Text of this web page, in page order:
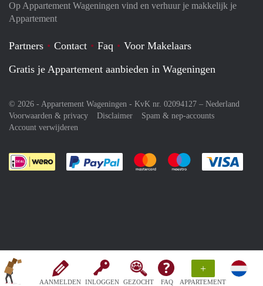
AANMELDEN INLOGGEN GEZOCHT FAQ
+
APPARTEMENT
Op Appartement Wageningen vind en verhuur je makkelijk je
Appartement
Partners Contact Faq
Voor Makelaars
Gratis je Appartement aanbieden in Wageningen
© 2026 - Appartement Wageningen - KvK nr. 02094127 – Nederland
Voorwaarden & privacy
Disclaimer
Spam & nep-accounts
Account verwijderen
Je rekent gemakkelijk af met Paypal
Je rekent gemakkelijk af met
Je rekent